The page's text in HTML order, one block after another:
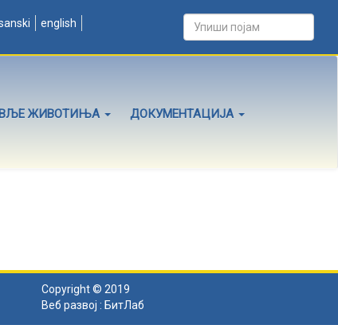
english
ЖИВОТИЊА ДОКУМЕНТАЦИЈА
Copyright © 2019
Веб развој : БитЛаб